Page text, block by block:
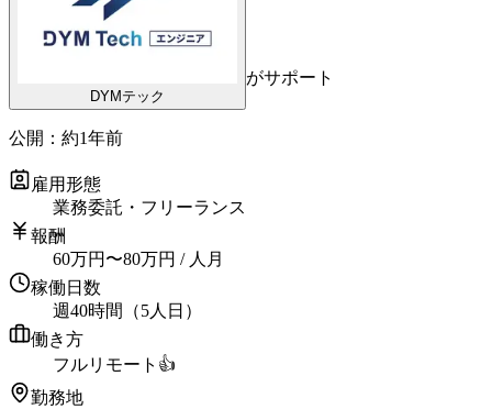
DYMテック
がサポート
公開： 約1年前
雇用形態
業務委託・フリーランス
報酬
60万円 〜80万円 / 人月
稼働日数
週40時間（5人日）
働き方
フルリモート 👍
勤務地